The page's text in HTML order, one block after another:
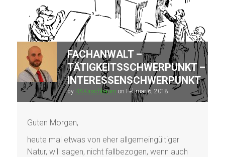
FACHANWALT –
TÄTIGKEITSSCHWERPUNKT –
INTERESSENSCHWERPUNKT
by RAKirschbaum on Februar 6, 2018
Guten Morgen,
heute mal etwas von eher allgemeingültiger
Natur, will sagen, nicht fallbezogen, wenn auch